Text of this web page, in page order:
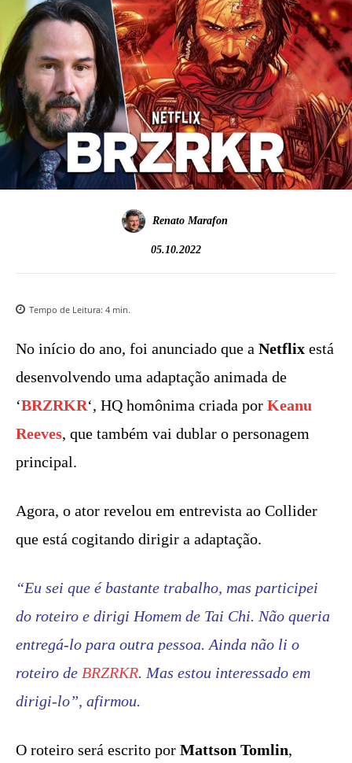
Renato Marafon
05.10.2022
Tempo de Leitura: 4 min.
No início do ano, foi anunciado que a Netflix está
desenvolvendo uma adaptação animada de
‘BRZRKR‘, HQ homônima criada por Keanu
Reeves, que também vai dublar o personagem
principal.
Agora, o ator revelou em entrevista ao Collider
que está cogitando dirigir a adaptação.
“Eu sei que é bastante trabalho, mas participei
do roteiro e dirigi Homem de Tai Chi. Não queria
entregá-lo para outra pessoa. Ainda não li o
roteiro de BRZRKR. Mas estou interessado em
dirigi-lo”, afirmou.
O roteiro será escrito por Mattson Tomlin,